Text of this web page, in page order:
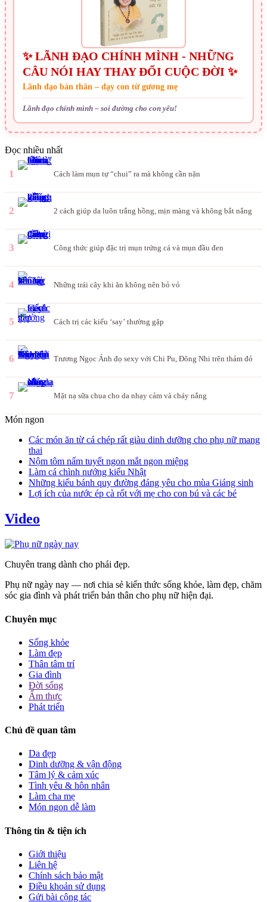
✨ LÃNH ĐẠO CHÍNH MÌNH - NHỮNG
CÂU NÓI HAY THAY ĐỔI CUỘC ĐỜI ✨
Lãnh đạo bản thân – dạy con từ gương mẹ
Lãnh đạo chính mình – soi đường cho con yêu!
Đọc nhiều nhất
1 Cách làm mụn tự “chui” ra mà không cần nặn
2 2 cách giúp da luôn trắng hồng, mịn màng và không bắt nắng
3 Công thức giúp đặc trị mụn trứng cá và mụn đầu đen
4 Những trái cây khi ăn không nên bỏ vỏ
5 Cách trị các kiểu ‘say’ thường gặp
6 Trương Ngọc Ánh đọ sexy với Chi Pu, Đông Nhi trên thảm đỏ
7 Mặt nạ sữa chua cho da nhạy cảm và cháy nắng
Món ngon
Các món ăn từ cá chép rất giàu dinh dưỡng cho phụ nữ mang
thai
Nộm tôm nấm tuyết ngon mắt ngon miệng
Làm cá chình nướng kiểu Nhật
Những kiểu bánh quy đường đáng yêu cho mùa Giáng sinh
Lợi ích của nước ép cà rốt với mẹ cho con bú và các bé
Video
Chuyên trang dành cho phái đẹp.
Phụ nữ ngày nay — nơi chia sẻ kiến thức sống khỏe, làm đẹp, chăm
sóc gia đình và phát triển bản thân cho phụ nữ hiện đại.
Chuyên mục
Sống khỏe
Làm đẹp
Thân tâm trí
Gia đình
Đời sống
Ẩm thực
Phát triển
Chủ đề quan tâm
Da đẹp
Dinh dưỡng & vận động
Tâm lý & cảm xúc
Tình yêu & hôn nhân
Làm cha mẹ
Món ngon dễ làm
Thông tin & tiện ích
Giới thiệu
Liên hệ
Chính sách bảo mật
Điều khoản sử dụng
Gửi bài cộng tác